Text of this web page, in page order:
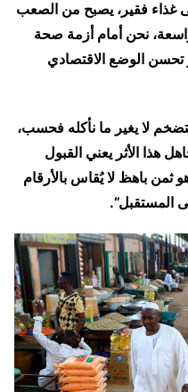
غذاء فقير، يصبح من الصعب
نحن أمام أزمة صحة
تحسن الوضع الاقتصادي
لا يغير ما نأكله فحسب،
هذا الأثر يعني القبول
ثمن باهظ لا يُقاس بالأرقام
المستقبل”.